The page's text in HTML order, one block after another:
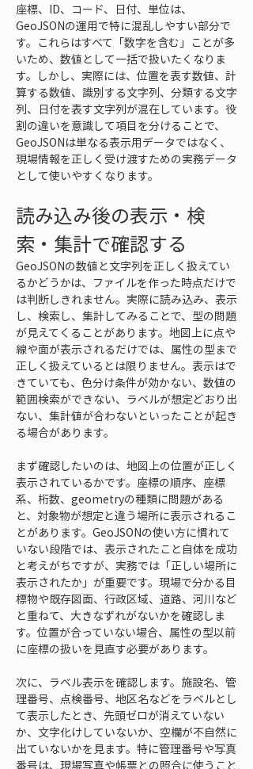
座標、ID、コード、日付、単位は、
GeoJSONの運用で特に混乱しやすい部分で
す。これらはすべて「数字を含む」ことが多
いため、数値として一括で扱いたくなりま
す。しかし、実際には、位置を表す数値、計
算する数値、識別する文字列、分類する文字
列、日付を表す文字列が混在しています。役
割の違いを意識して項目を分けることで、
GeoJSONは単なる表示用データではなく、
現場情報を正しく受け渡すための実務データ
として使いやすくなります。
読み込み後の表示・検
索・集計で確認する
GeoJSONの数値と文字列を正しく扱えてい
るかどうかは、ファイルを作った時点だけで
は判断しきれません。実際に読み込み、表示
し、検索し、集計してみることで、型の問題
が見えてくることがあります。地図上に点や
線や面が表示されるだけでは、属性の型まで
正しく扱えているとは限りません。表示はで
きていても、色分け条件が効かない、数値の
範囲検索ができない、ラベルが想定どおり出
ない、集計値が合わないといったことが起き
る場合があります。
まず確認したいのは、地図上の位置が正しく
表示されているかです。座標の順序、座標
系、桁数、geometryの種類に問題がある
と、対象物が想定と違う場所に表示されるこ
とがあります。GeoJSONの使い方に慣れて
いない段階では、表示されたこと自体を成功
と考えがちですが、実務では「正しい場所に
表示されたか」が重要です。現場で分かる目
標物や既存図面、行政区域、道路、河川など
と重ねて、大きなずれがないかを確認しま
す。位置が合っていない場合、属性の型以前
に座標の扱いを見直す必要があります。
次に、ラベル表示を確認します。施設名、管
理番号、点検番号、地区名などをラベルとし
て表示したとき、先頭ゼロが消えていない
か、文字化けしていないか、空欄が不自然に
出ていないかを見ます。特に管理番号や写真
番号は、現場写真や帳票との照合に使うこと